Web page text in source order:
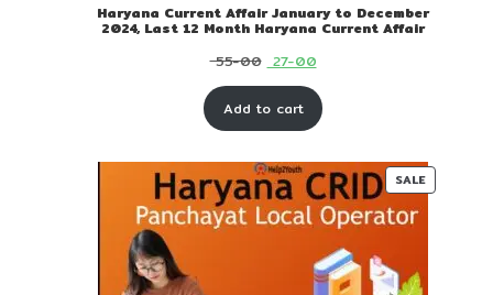
Haryana Current Affair January to December
2024, Last 12 Month Haryana Current Affair
55-00 Original
price
was:
00.
27-00Current
price
is:
00.
Add to cart
SALE